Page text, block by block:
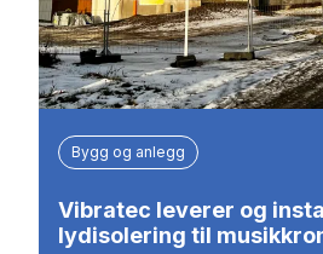
Bygg og anlegg
Vibratec leverer og
lydisolering til